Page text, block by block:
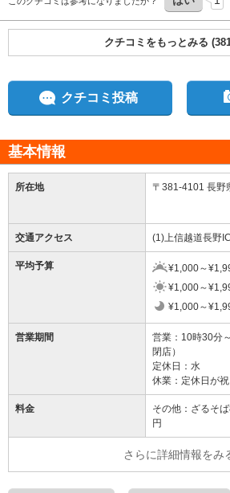
クチコミをもっとみる
クチコミ投稿
基本情報
所在地
〒381-4101 長野
交通アクセス (1)上信越道長野
平均予算
¥1,000～
¥1,000～
¥1,000～
営業期間
営業：10時30分
閉店）
定休日：水
休業：定休日が
料金
その他：ざるそ
円
さらに詳細情報をみ